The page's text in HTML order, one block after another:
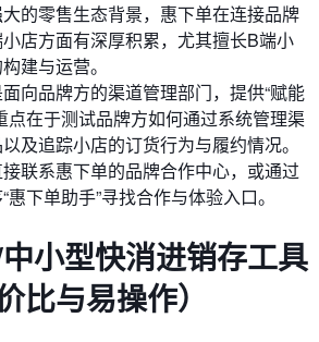
大的零售生态背景，惠下单在连接品牌
店方面有深厚积累，尤其擅长B端小
建与运营。
向品牌方的渠道管理部门，提供“赋能
点在于测试品牌方如何通过系统管理渠
及追踪小店的订货行为与履约情况。
接联系惠下单的品牌合作中心，或通过
下单助手”寻找合作与体验入口。
小型快消进销存工具
比与易操作）